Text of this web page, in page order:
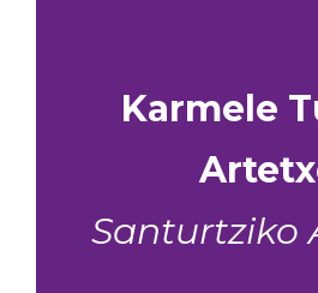
Karmele
Santurtziko